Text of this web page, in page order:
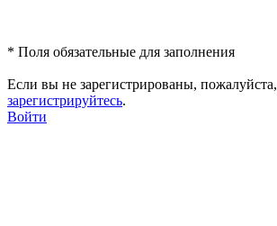
* Поля обязательные для заполнения
Если вы не зарегистрированы, пожалуйста,
зарегистрируйтесь.
Войти